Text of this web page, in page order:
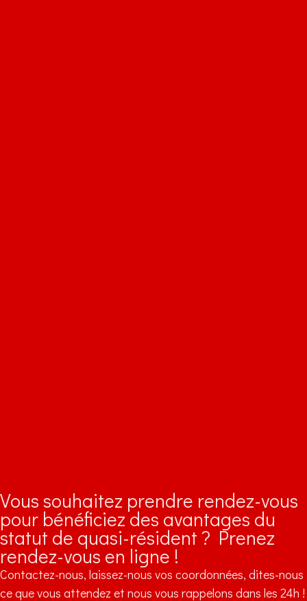
Vous souhaitez prendre rendez-vous
pour bénéficiez des avantages du
statut de quasi-résident ? Prenez
rendez-vous en ligne !
Contactez-nous, laissez-nous vos coordonnées, dites-nous
ce que vous attendez et nous vous rappelons dans les 24h !